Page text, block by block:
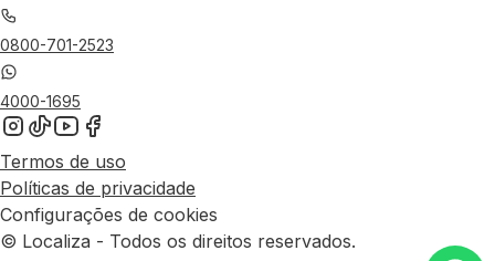
0800-701-2523
4000-1695
Termos de uso
Políticas de privacidade
Configurações de cookies
© Localiza - Todos os direitos reservados.